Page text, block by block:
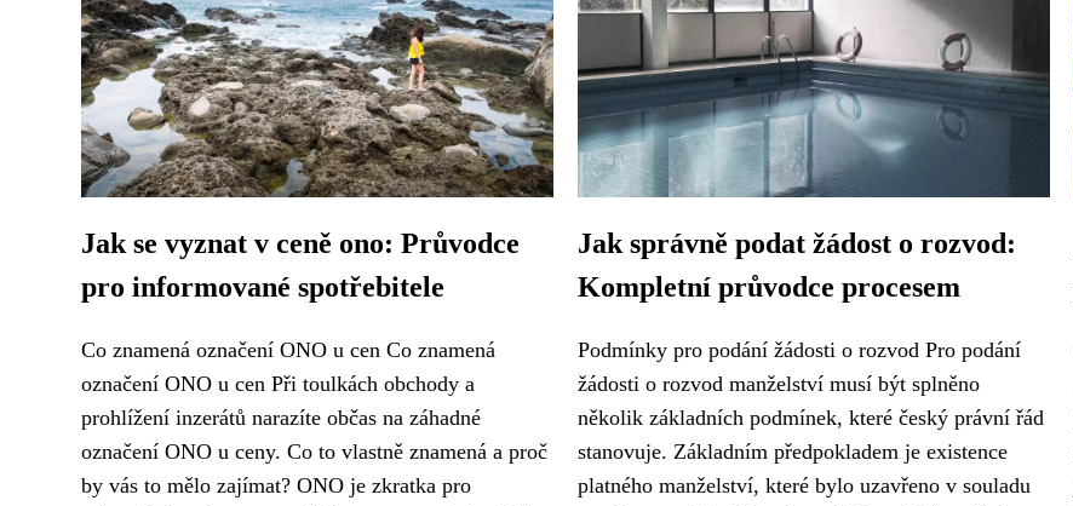
Jak se vyznat v ceně ono: Průvodce
pro informované spotřebitele
Co znamená označení ONO u cen Co znamená
označení ONO u cen Při toulkách obchody a
prohlížení inzerátů narazíte občas na záhadné
označení ONO u ceny. Co to vlastně znamená a proč
by vás to mělo zajímat? ONO je zkratka pro
Jak správně podat žádost o rozvod:
Kompletní průvodce procesem
Podmínky pro podání žádosti o rozvod Pro podání
žádosti o rozvod manželství musí být splněno
několik základních podmínek, které český právní řád
stanovuje. Základním předpokladem je existence
platného manželství, které bylo uzavřeno v souladu